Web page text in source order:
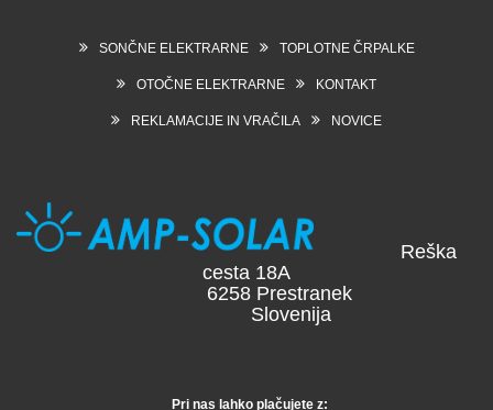
SONČNE ELEKTRARNE TOPLOTNE ČRPALKE
OTOČNE ELEKTRARNE KONTAKT
REKLAMACIJE IN VRAČILA NOVICE
Reška
cesta 18A
6258 Prestranek
Slovenija
Pri nas lahko plačujete z: